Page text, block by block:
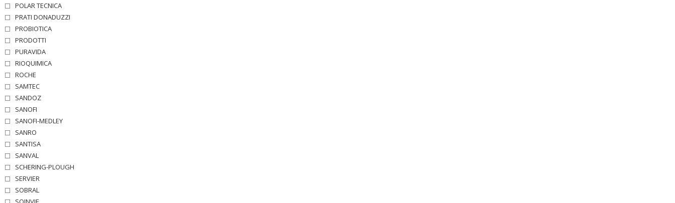
POLAR TECNICA
PRATI DONADUZZI
PROBIOTICA
PRODOTTI
PURAVIDA
RIOQUIMICA
ROCHE
SAMTEC
SANDOZ
SANOFI
SANOFI-MEDLEY
SANRO
SANTISA
SANVAL
SCHERING-PLOUGH
SERVIER
SOBRAL